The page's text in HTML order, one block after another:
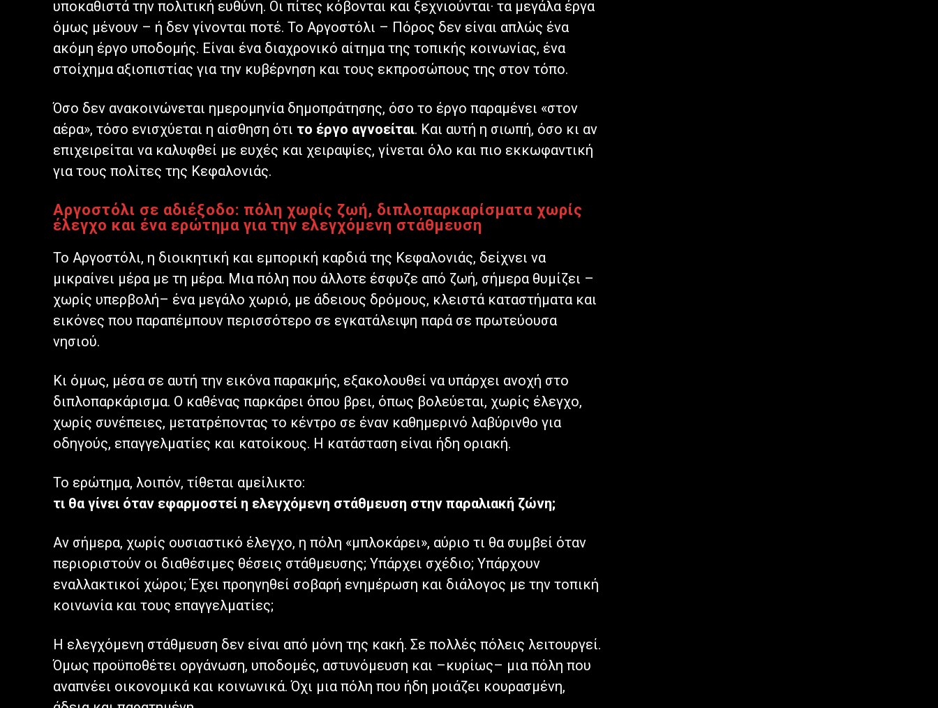
υποκαθιστά την πολιτική ευθύνη. Οι πίτες κόβονται και ξεχνιούνται· τα μεγάλα έργα
όμως μένουν – ή δεν γίνονται ποτέ. Το Αργοστόλι – Πόρος δεν είναι απλώς ένα
ακόμη έργο υποδομής. Είναι ένα διαχρονικό αίτημα της τοπικής κοινωνίας, ένα
στοίχημα αξιοπιστίας για την κυβέρνηση και τους εκπροσώπους της στον τόπο.
Όσο δεν ανακοινώνεται ημερομηνία δημοπράτησης, όσο το έργο παραμένει «στον
αέρα», τόσο ενισχύεται η αίσθηση ότι το έργο αγνοείται. Και αυτή η σιωπή, όσο κι αν
επιχειρείται να καλυφθεί με ευχές και χειραψίες, γίνεται όλο και πιο εκκωφαντική
για τους πολίτες της Κεφαλονιάς.
Αργοστόλι σε αδιέξοδο: πόλη χωρίς ζωή, διπλοπαρκαρίσματα χωρίς
έλεγχο και ένα ερώτημα για την ελεγχόμενη στάθμευση
Το Αργοστόλι, η διοικητική και εμπορική καρδιά της Κεφαλονιάς, δείχνει να
μικραίνει μέρα με τη μέρα. Μια πόλη που άλλοτε έσφυζε από ζωή, σήμερα θυμίζει –
χωρίς υπερβολή– ένα μεγάλο χωριό, με άδειους δρόμους, κλειστά καταστήματα και
εικόνες που παραπέμπουν περισσότερο σε εγκατάλειψη παρά σε πρωτεύουσα
νησιού.
Κι όμως, μέσα σε αυτή την εικόνα παρακμής, εξακολουθεί να υπάρχει ανοχή στο
διπλοπαρκάρισμα. Ο καθένας παρκάρει όπου βρει, όπως βολεύεται, χωρίς έλεγχο,
χωρίς συνέπειες, μετατρέποντας το κέντρο σε έναν καθημερινό λαβύρινθο για
οδηγούς, επαγγελματίες και κατοίκους. Η κατάσταση είναι ήδη οριακή.
Το ερώτημα, λοιπόν, τίθεται αμείλικτο:
τι θα γίνει όταν εφαρμοστεί η ελεγχόμενη στάθμευση στην παραλιακή ζώνη;
Αν σήμερα, χωρίς ουσιαστικό έλεγχο, η πόλη «μπλοκάρει», αύριο τι θα συμβεί όταν
περιοριστούν οι διαθέσιμες θέσεις στάθμευσης; Υπάρχει σχέδιο; Υπάρχουν
εναλλακτικοί χώροι; Έχει προηγηθεί σοβαρή ενημέρωση και διάλογος με την τοπική
κοινωνία και τους επαγγελματίες;
Η ελεγχόμενη στάθμευση δεν είναι από μόνη της κακή. Σε πολλές πόλεις λειτουργεί.
Όμως προϋποθέτει οργάνωση, υποδομές, αστυνόμευση και –κυρίως– μια πόλη που
αναπνέει οικονομικά και κοινωνικά. Όχι μια πόλη που ήδη μοιάζει κουρασμένη,